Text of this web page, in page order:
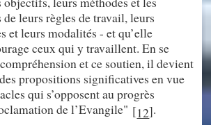
leurs règles de travail, leurs
et leurs modalités - et qu’elle
ceux qui y travaillent. En se
et ce soutien, il devient
propositions significatives en vue
qui s’opposent au progrès
de l’Evangile" [12].